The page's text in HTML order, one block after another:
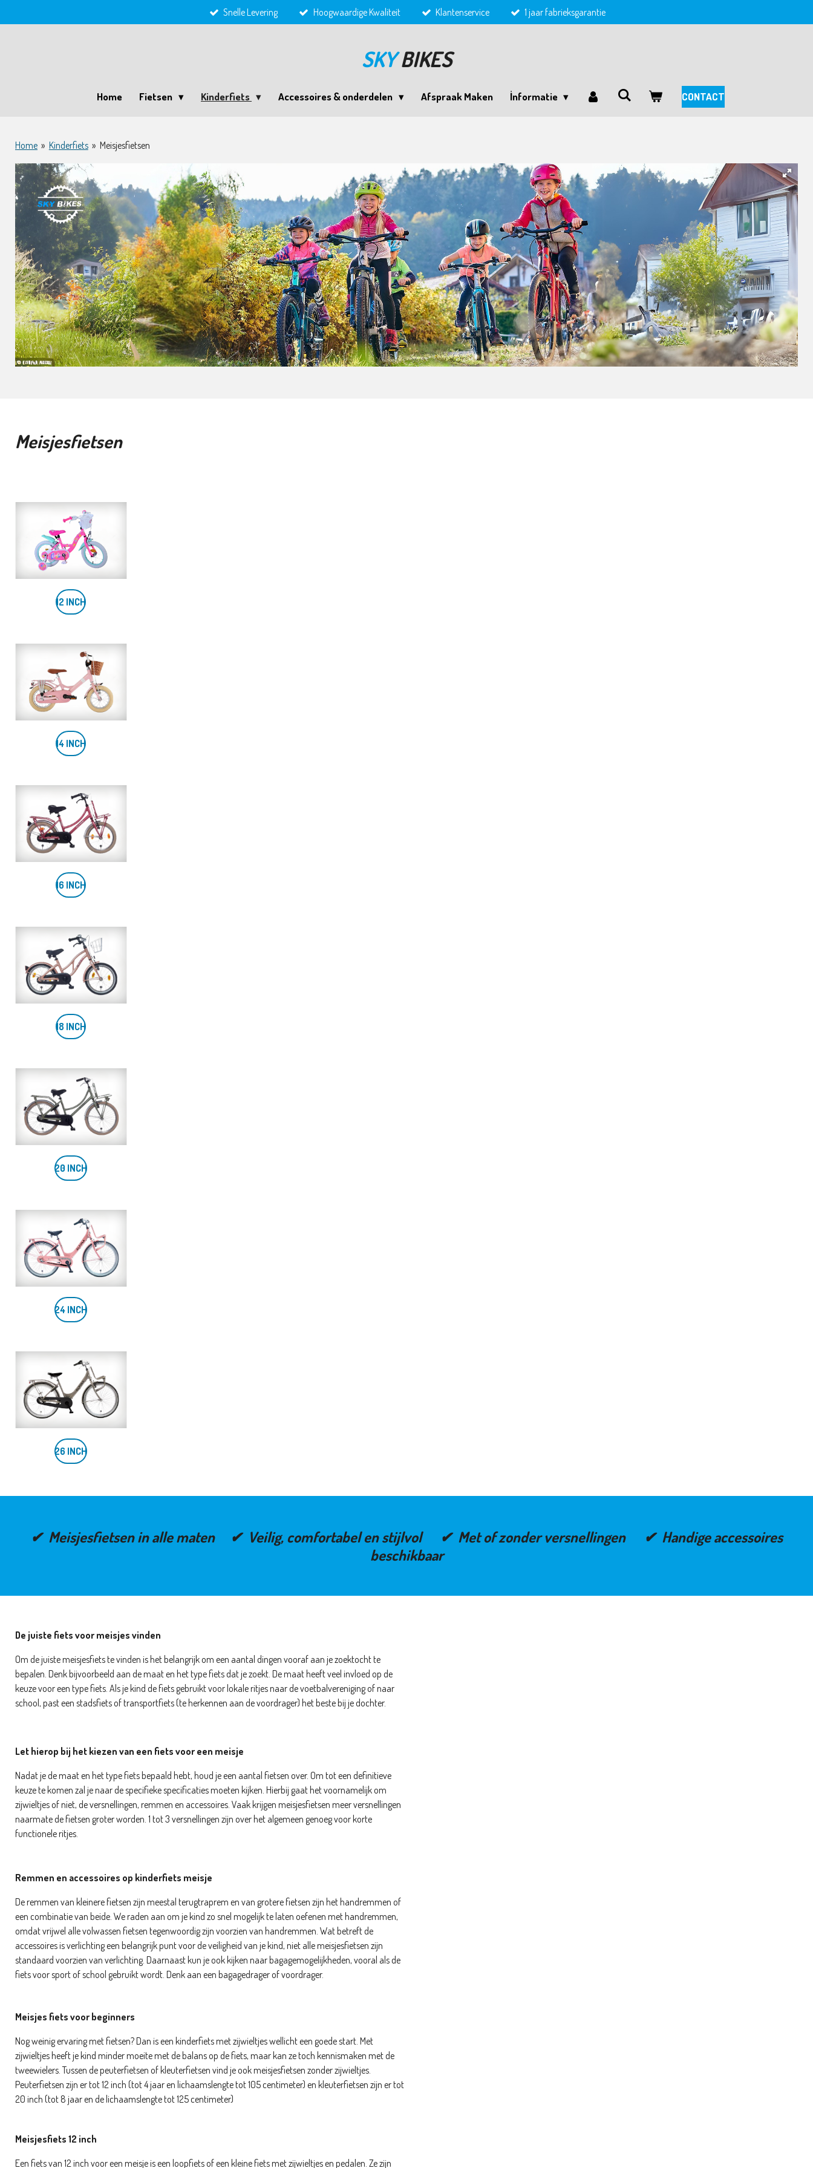
direct
Snelle Levering Hoogwaardige Kwaliteit Klantenservice 1 jaar fabrieksgarantie
SKY BIKES
Home Fietsen Kinderfiets Accessoires & onderdelen Afspraak Maken İnformatie CONTACT
Home » Kinderfiets » Meisjesfietsen
Meisjesfietsen
12 INCH
14 INCH
16 INCH
18 INCH
20 INCH
24 INCH
26 INCH
✔ Meisjesfietsen in alle maten ✔ Veilig, comfortabel en stijlvol ✔ Met of zonder versnellingen ✔ Handige accessoires
beschikbaar
De juiste fiets voor meisjes vinden
Om de juiste meisjesfiets te vinden is het belangrijk om een aantal dingen vooraf aan je zoektocht te
bepalen. Denk bijvoorbeeld aan de maat en het type fiets dat je zoekt. De maat heeft veel invloed op de
keuze voor een type fiets. Als je kind de fiets gebruikt voor lokale ritjes naar de voetbalvereniging of naar
school, past een stadsfiets of transportfiets (te herkennen aan de voordrager) het beste bij je dochter.
Let hierop bij het kiezen van een fiets voor een meisje
Nadat je de maat en het type fiets bepaald hebt, houd je een aantal fietsen over. Om tot een definitieve
keuze te komen zal je naar de specifieke specificaties moeten kijken. Hierbij gaat het voornamelijk om
zijwieltjes of niet, de versnellingen, remmen en accessoires. Vaak krijgen meisjesfietsen meer versnellingen
naarmate de fietsen groter worden. 1 tot 3 versnellingen zijn over het algemeen genoeg voor korte
functionele ritjes.
Remmen en accessoires op kinderfiets meisje
De remmen van kleinere fietsen zijn meestal terugtraprem en van grotere fietsen zijn het handremmen of
een combinatie van beide. We raden aan om je kind zo snel mogelijk te laten oefenen met handremmen,
omdat vrijwel alle volwassen fietsen tegenwoordig zijn voorzien van handremmen. Wat betreft de
accessoires is verlichting een belangrijk punt voor de veiligheid van je kind, niet alle meisjesfietsen zijn
standaard voorzien van verlichting. Daarnaast kun je ook kijken naar bagagemogelijkheden, vooral als de
fiets voor sport of school gebruikt wordt. Denk aan een bagagedrager of voordrager.
Meisjes fiets voor beginners
Nog weinig ervaring met fietsen? Dan is een kinderfiets met zijwieltjes wellicht een goede start. Met
zijwieltjes heeft je kind minder moeite met de balans op de fiets, maar kan ze toch kennismaken met de
tweewielers. Tussen de peuterfietsen of kleuterfietsen vind je ook meisjesfietsen zonder zijwieltjes.
Peuterfietsen zijn er tot 12 inch (tot 4 jaar en lichaamslengte tot 105 centimeter) en kleuterfietsen zijn er tot
20 inch (tot 8 jaar en de lichaamslengte tot 125 centimeter)
Meisjesfiets 12 inch
Een fiets van 12 inch voor een meisje is een loopfiets of een kleine fiets met zijwieltjes en pedalen. Ze zijn